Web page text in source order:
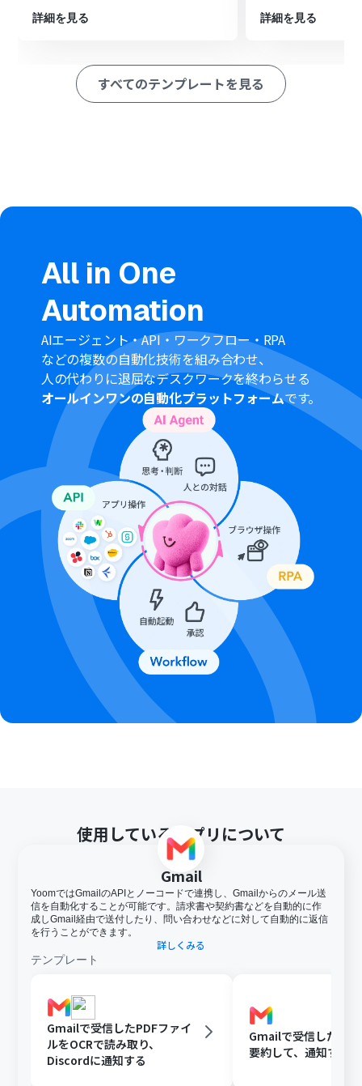
続の処理を繰り返すようにします。
最後に、ループ内のオペレーションでGmailの「メールを
※「トリガー」：フロー起動のきっかけとなるアクション、「オ
ペレーション」：トリガー起動後、フロー内で処理を行うアク
Notionから情報を取得する際に、対象となる顧客リスト
ループ機能では、前段のNotionで取得したレコードのリ
ストなど、繰り返し処理の対象としたい値を設定します。
き、Notionから取得した顧客名などを本文に差し込むこ
とも可能です。
■注意事項
Notion、GmailのそれぞれとYoomを連携してください。
「同じ処理を繰り返す」オペレーション間の操作は、パ
ーソナルプラン以上でご利用いただける機能となっており
ます。フリープランの場合は設定しているフローボットの
オペレーションやデータコネクトはエラーとなりますの
で、ご注意ください。
パーソナルプランなどの有料プランは、2週間の無料トラ
イアルを行うことが可能です。無料トライアル中には制限
対象のアプリや機能（オペレーション）を使用すること
ができます。
詳細を見る 詳細を見る
すべてのテンプレートを見る
All in One
Automation
AIエージェント・API・ワークフロー・RPA
などの複数の自動化技術を組み合わせ、
人の代わりに退屈なデスクワークを終わらせる
オールインワンの自動化プラットフォームです。
使用しているアプリについて
Gmail
YoomではGmailのAPIとノーコードで連携し、Gmailからのメール送
信を自動化することが可能です。請求書や契約書などを自動的に作
成しGmail経由で送付したり、問い合わせなどに対して自動的に返信
を行うことができます。
詳しくみる
テンプレート
Gmailで受信したPDFファイ
ルをOCRで読み取り、
Discordに通知する
Gmailで受信した内
要約して、通知する